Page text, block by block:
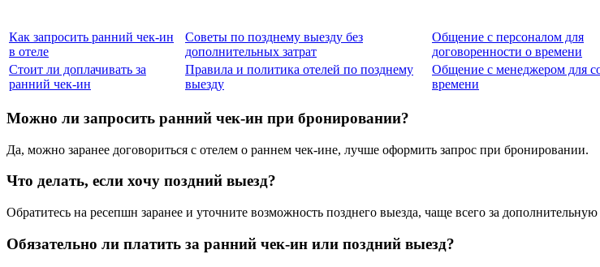
Как запросить ранний чек-ин
в отеле
Советы по позднему выезду без
дополнительных затрат
Общение с персоналом для
договоренности о времени
Стоит ли доплачивать за
ранний чек-ин
Правила и политика отелей по позднему
выезду
Общение с менеджером для
времени
Можно ли запросить ранний чек-ин при бронировании?
Да, можно заранее договориться с отелем о раннем чек-ине, лучше оформить запрос при бронировании.
Что делать, если хочу поздний выезд?
Обратитесь на ресепшн заранее и уточните возможность позднего выезда, чаще всего за дополнительную
Обязательно ли платить за ранний чек-ин или поздний выезд?